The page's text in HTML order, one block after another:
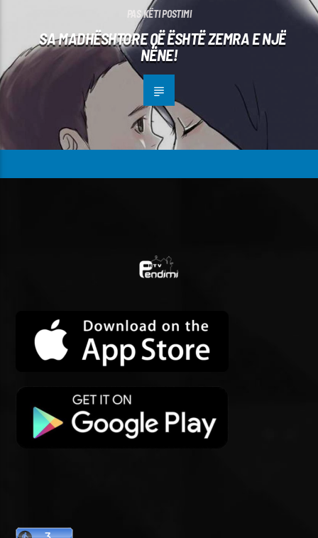
PAS KËTI POSTIMI
SA MADHËSHTORE QË ËSHTË ZEMRA E NJË
NËNE!